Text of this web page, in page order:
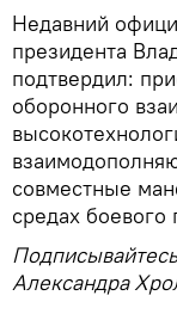
Недавний
президента
подтвердил:
оборонного
совместные
средах
Александра